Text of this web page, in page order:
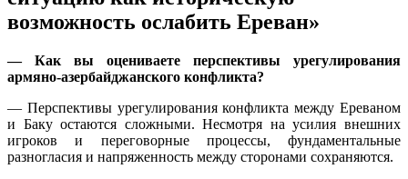
возможность ослабить Ереван»
— Как вы оцениваете перспективы урегулирования
армяно-азербайджанского конфликта?
— Перспективы урегулирования конфликта между Ереваном
и Баку остаются сложными. Несмотря на усилия внешних
игроков и переговорные процессы, фундаментальные
разногласия и напряженность между сторонами сохраняются.